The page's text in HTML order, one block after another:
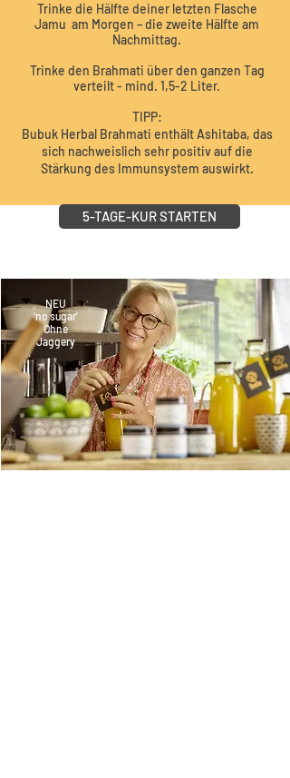
Trinke die Hälfte deiner letzten Flasche
Jamu am Morgen – die zweite Hälfte am
Nachmittag.
Trinke den Brahmati über den ganzen Tag
verteilt - mind. 1,5-2 Liter.
TIPP:
Bubuk Herbal Brahmati enthält Ashitaba, das
sich nachweislich sehr positiv auf die
Stärkung des Immunsystem auswirkt.
5-TAGE-KUR STARTEN
NEU
'no sugar'
Ohne
Jaggery